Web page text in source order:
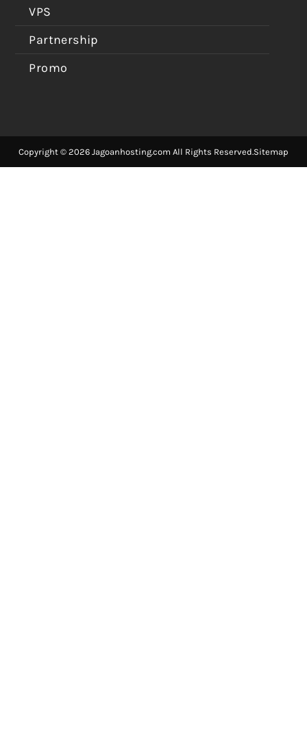
VPS
Partnership
Promo
Copyright © 2026 Jagoanhosting.com All Rights Reserved.Sitemap